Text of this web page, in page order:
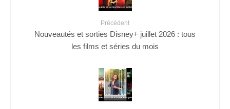
Précédent
Nouveautés et sorties Disney+ juillet 2026 : tous
les films et séries du mois